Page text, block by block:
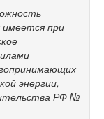
имеется при
энергии,
РФ №